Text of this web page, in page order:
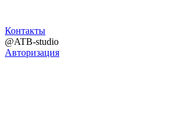
Контакты
@ATB-studio
Авторизация